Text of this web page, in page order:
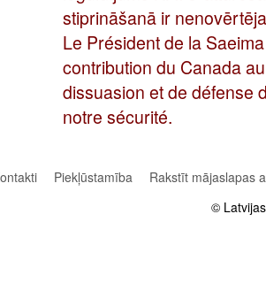
stiprināšanā ir
Le Président de la
contribution du Canada
dissuasion et de défense
notre sécurité.
Piekļūstamība
Rakstīt mājaslapas
©